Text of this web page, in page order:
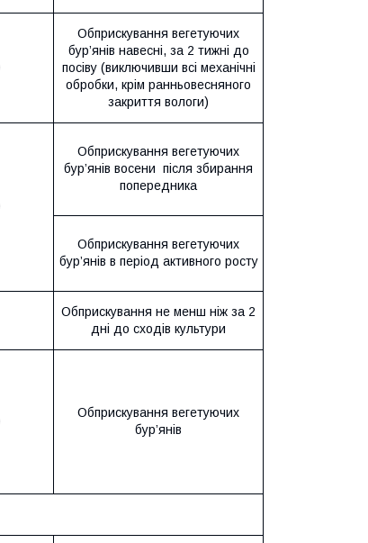
Обприскування вегетуючих
бур’янів навесні, за 2 тижні до
посіву (виключивши всі механічні
обробки, крім ранньовесняного
закриття вологи)
Обприскування вегетуючих
бур’янів восени після збирання
попередника
Обприскування вегетуючих
бур’янів в період активного росту
Обприскування не менш ніж за 2
дні до сходів культури
Обприскування вегетуючих
бур’янів